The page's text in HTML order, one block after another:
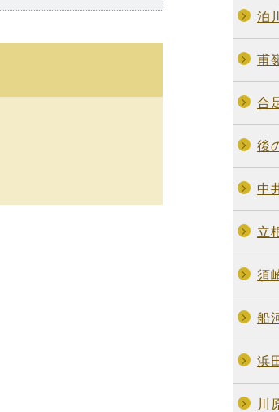
泊川
甫
合
後
中
立
須
船
浜
川